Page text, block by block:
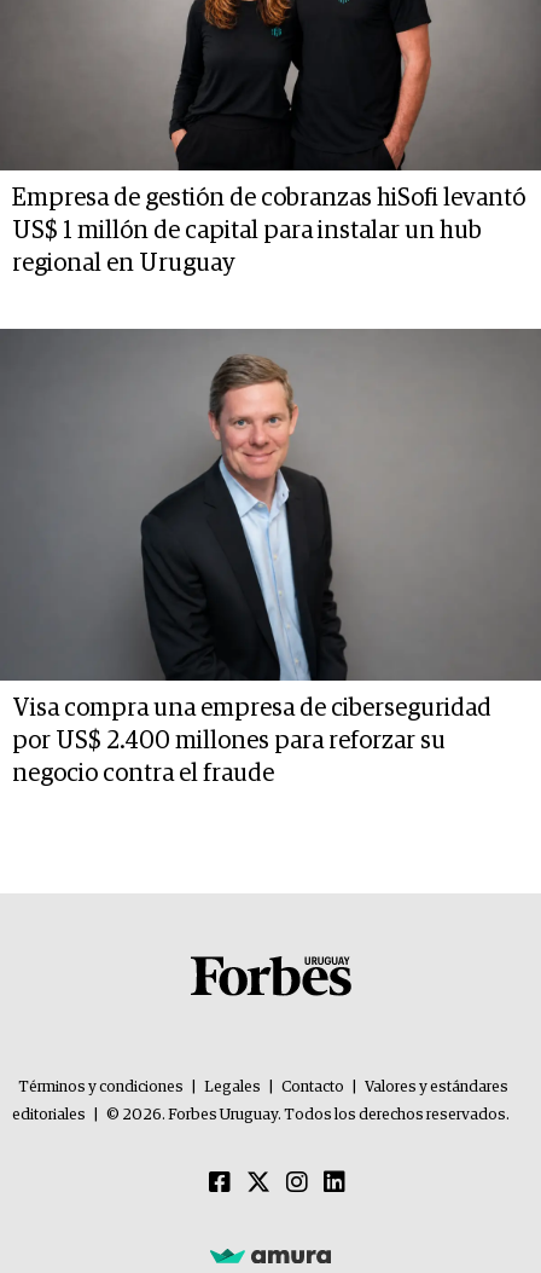
Empresa de gestión de cobranzas hiSofi levantó
US$ 1 millón de capital para instalar un hub
regional en Uruguay
Visa compra una empresa de ciberseguridad
por US$ 2.400 millones para reforzar su
negocio contra el fraude
Términos y condiciones Legales Contacto
Valores y estándares
editoriales
© 2026. Forbes Uruguay. Todos los derechos reservados.